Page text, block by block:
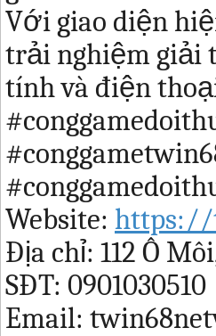
Với giao diện
trải nghiệm giải
tính và điện
Website: https://
Địa chỉ: 112 Ô
SĐT: 0901030510
Email: